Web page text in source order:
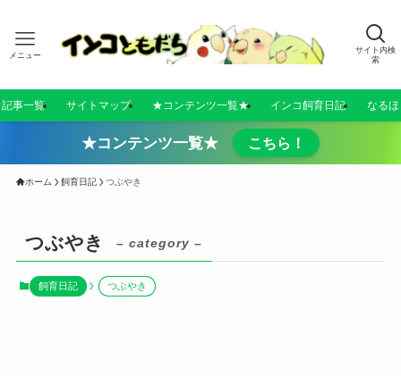
サイト内検
索
メニュー
事一覧 サイトマップ ★コンテンツ一覧★ インコ飼育日記 なる
★コンテンツ一覧★ こちら！
ホーム 飼育日記 つぶやき
つぶやき – category –
飼育日記 つぶやき